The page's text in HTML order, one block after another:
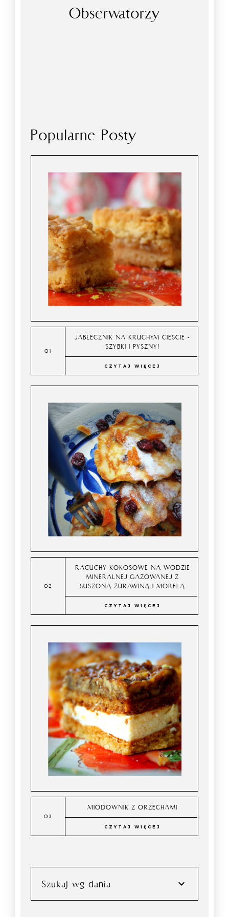
Obserwatorzy
Popularne Posty
JABŁECZNIK NA KRUCHYM CIEŚCIE -
SZYBKI I PYSZNY!
CZYTAJ WIĘCEJ
RACUCHY KOKOSOWE NA WODZIE
MINERALNEJ GAZOWANEJ Z
SUSZONĄ ŻURAWINĄ I MORELĄ
CZYTAJ WIĘCEJ
MIODOWNIK Z ORZECHAMI
CZYTAJ WIĘCEJ
Szukaj wg dania